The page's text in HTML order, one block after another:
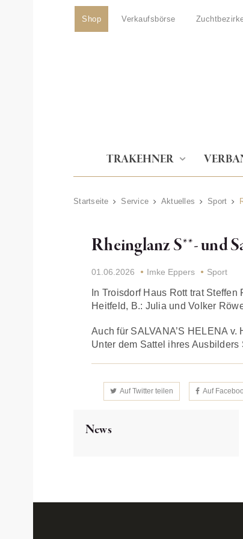
Shop Verkaufsbörse
TRAKEHNER
Startseite Service Aktuelles Sport
Rheinglanz S**- und
01.06.2026 Imke Eppers Sport
In Troisdorf Haus Rott trat
Heitfeld, B.: Julia und Volker
Auch für SALVANA’S HELENA
Unter dem Sattel ihres
Auf Twitter teilen Auf
News